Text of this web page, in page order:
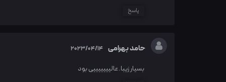
پاسخ
حامد بهرامی 2023/04/14
بسیار زیبا.عالیییییییی بود